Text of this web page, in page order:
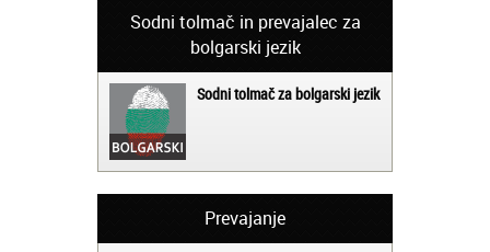
Sodni tolmač in prevajalec za
bolgarski jezik
Sodni tolmač za bolgarski jezik
Prevajanje